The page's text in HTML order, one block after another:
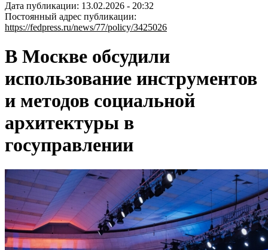
Дата публикации: 13.02.2026 - 20:32
Постоянный адрес публикации:
https://fedpress.ru/news/77/policy/3425026
В Москве обсудили
использование инструментов
и методов социальной
архитектуры в
госуправлении